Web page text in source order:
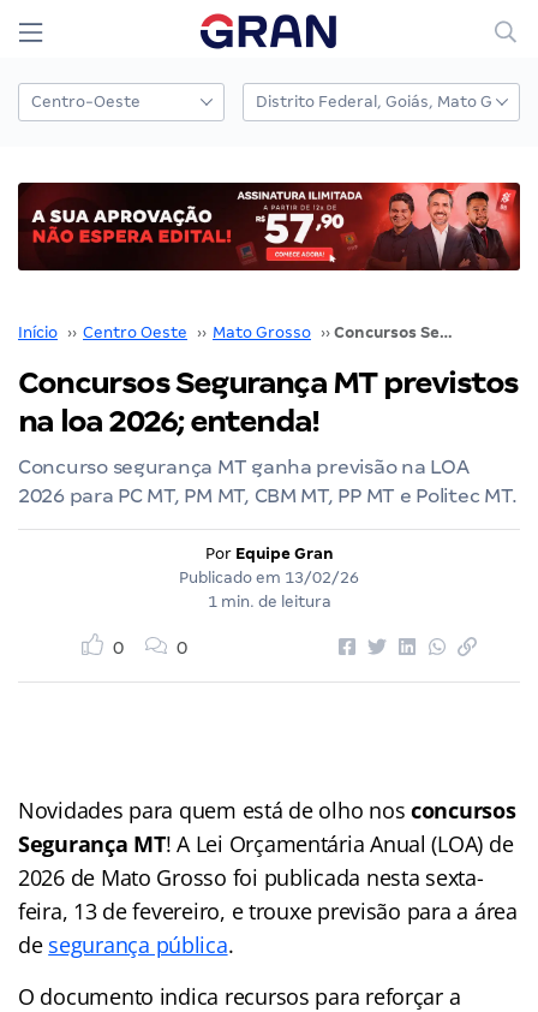
Início ›› Centro Oeste ›› Mato Grosso ›› Concursos Segurança MT previstos na loa 2026; entenda!
Concursos Segurança MT previstos
na loa 2026; entenda!
Concurso segurança MT ganha previsão na LOA
2026 para PC MT, PM MT, CBM MT, PP MT e Politec MT.
Por Equipe Gran
Publicado em 13/02/26
1 min. de leitura
0 0
Novidades para quem está de olho nosconcursos
Segurança MT! A Lei Orçamentária Anual (LOA) de
2026 de Mato Grosso foi publicada nesta sexta-
feira, 13 de fevereiro, e trouxe previsão para a área
de segurança pública.
O documento indica recursos para reforçar a